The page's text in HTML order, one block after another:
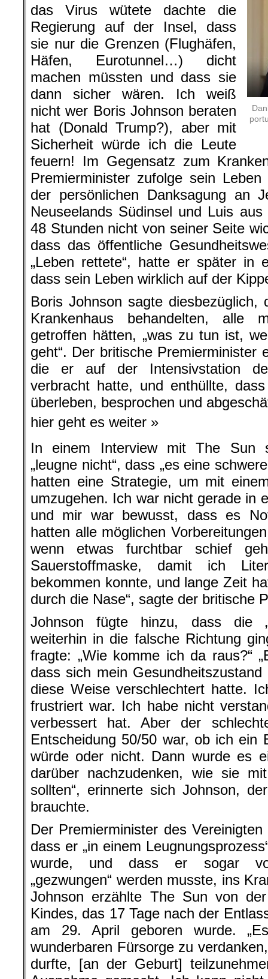
das Virus wütete dachte die
Regierung auf der Insel, dass
sie nur die Grenzen (Flughäfen,
Häfen, Eurotunnel…) dicht
machen müssten und dass sie
dann sicher wären. Ich weiß
nicht wer Boris Johnson beraten
hat (Donald Trump?), aber mit
Sicherheit würde ich die Leute
feuern! Im Gegensatz zum
Premierminister zufolge sein
der persönlichen Danksagung an
Neuseelands Südinsel und Luis
48 Stunden nicht von seiner Seite
dass das öffentliche
„Leben rettete“, hatte er später in
dass sein Leben wirklich auf der
Boris Johnson sagte
Krankenhaus behandelten, alle
getroffen hätten, „was zu tun ist,
geht“. Der britische Premierminister
die er auf der Intensivstation
verbracht hatte, und enthüllte,
überleben, besprochen und
hier geht es weiter »
In einem Interview mit The Sun
„leugne nicht“, dass „es eine
hatten eine Strategie, um mit
umzugehen. Ich war nicht gerade in
und mir war bewusst, dass es
hatten alle möglichen
wenn etwas furchtbar schief
Sauerstoffmaske, damit ich
bekommen konnte, und lange Zeit
durch die Nase“, sagte der britische
Johnson fügte hinzu, dass die
weiterhin in die falsche Richtung
fragte: „Wie komme ich da raus?“
dass sich mein
diese Weise verschlechtert hatte.
frustriert war. Ich habe nicht
verbessert hat. Aber der
Entscheidung 50/50 war, ob ich ein
würde oder nicht. Dann wurde es
darüber nachzudenken, wie sie
sollten“, erinnerte sich Johnson,
brauchte.
Der Premierminister des
dass er „in einem
wurde, und dass er sogar
„gezwungen“ werden musste, ins
Johnson erzählte The Sun von
Kindes, das 17 Tage nach der
am 29. April geboren wurde.
wunderbaren Fürsorge zu
durfte, [an der Geburt]